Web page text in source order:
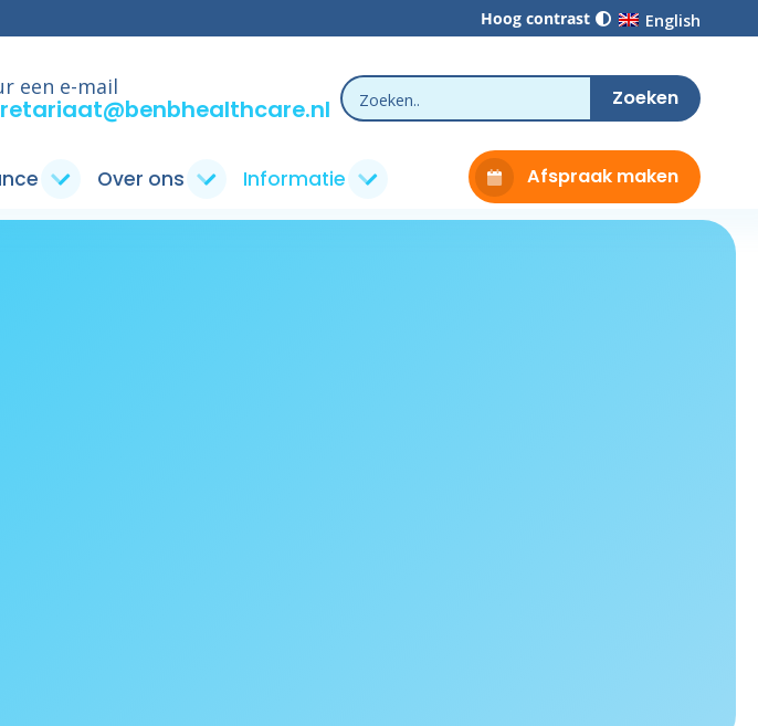
Hoog contrast English
een e-mail
Over ons Informatie Afspraak maken